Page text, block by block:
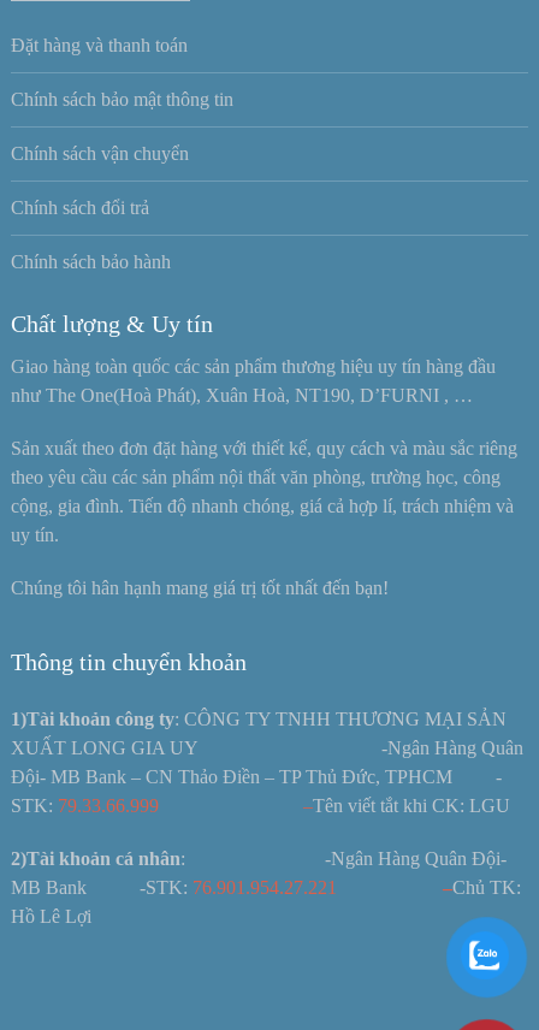
Đặt hàng và thanh toán
Chính sách bảo mật thông tin
Chính sách vận chuyển
Chính sách đổi trả
Chính sách bảo hành
Chất lượng & Uy tín
Giao hàng toàn quốc các sản phẩm thương hiệu uy tín hàng đầu
như The One(Hoà Phát), Xuân Hoà, NT190, D’FURNI , …
Sản xuất theo đơn đặt hàng với thiết kế, quy cách và màu sắc riêng
theo yêu cầu các sản phẩm nội thất văn phòng, trường học, công
cộng, gia đình. Tiến độ nhanh chóng, giá cả hợp lí, trách nhiệm và
uy tín.
Chúng tôi hân hạnh mang giá trị tốt nhất đến bạn!
Thông tin chuyển khoản
1)Tài khoản công ty: CÔNG TY TNHH THƯƠNG MẠI SẢN
XUẤT LONG GIA UY -Ngân Hàng Quân
Đội- MB Bank – CN Thảo Điền – TP Thủ Đức, TPHCM -
STK: 79.33.66.999 –Tên viết tắt khi CK: LGU
2)Tài khoản cá nhân: -Ngân Hàng Quân Đội-
MB Bank -STK: 76.901.954.27.221 –Chủ TK:
Hồ Lê Lợi